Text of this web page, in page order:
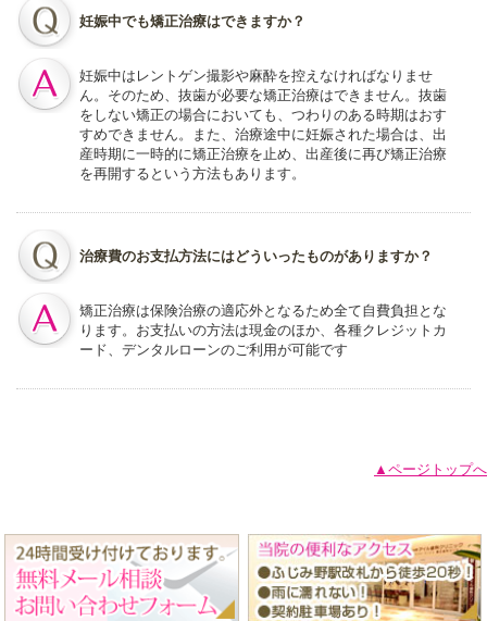
妊娠中でも矯正治療はできますか？
妊娠中はレントゲン撮影や麻酔を控えなければなりませ
ん。そのため、抜歯が必要な矯正治療はできません。抜歯
をしない矯正の場合においても、つわりのある時期はおす
すめできません。また、治療途中に妊娠された場合は、出
産時期に一時的に矯正治療を止め、出産後に再び矯正治療
を再開するという方法もあります。
治療費のお支払方法にはどういったものがありますか？
矯正治療は保険治療の適応外となるため全て自費負担とな
ります。お支払いの方法は現金のほか、各種クレジットカ
ード、デンタルローンのご利用が可能です
▲ページトップへ